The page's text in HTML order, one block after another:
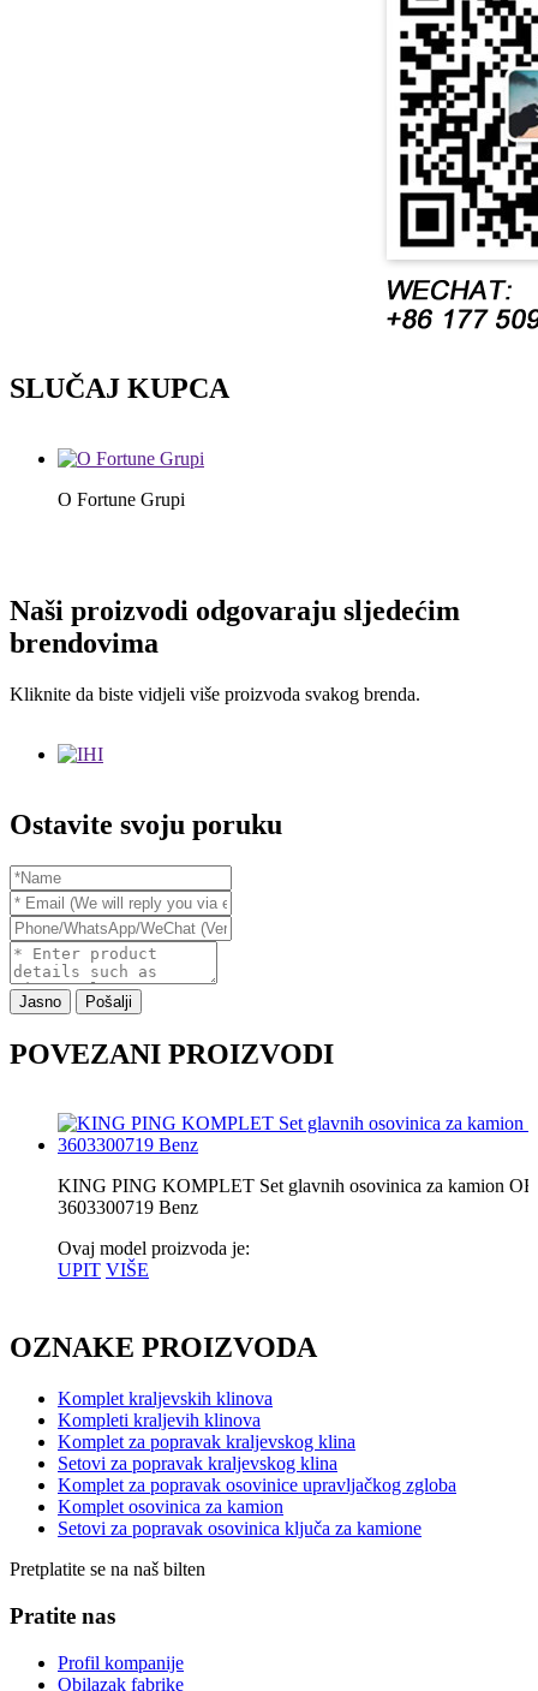
SLUČAJ KUPCA
O Fortune Grupi
Naši proizvodi odgovaraju sljedećim
brendovima
Kliknite da biste vidjeli više proizvoda svakog brenda.
Ostavite svoju poruku
Jasno Pošalji
POVEZANI PROIZVODI
KING PING KOMPLET Set glavnih osovinica za kamion
3603300719 Benz
Ovaj model proizvoda je:
UPIT VIŠE
OZNAKE PROIZVODA
Komplet kraljevskih klinova
Kompleti kraljevih klinova
Komplet za popravak kraljevskog klina
Setovi za popravak kraljevskog klina
Komplet za popravak osovinice upravljačkog zgloba
Komplet osovinica za kamion
Setovi za popravak osovinica ključa za kamione
Pretplatite se na naš bilten
Pratite nas
Profil kompanije
Obilazak fabrike